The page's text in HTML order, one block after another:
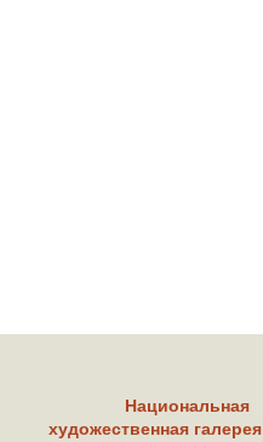
Национальная
художественная галерея